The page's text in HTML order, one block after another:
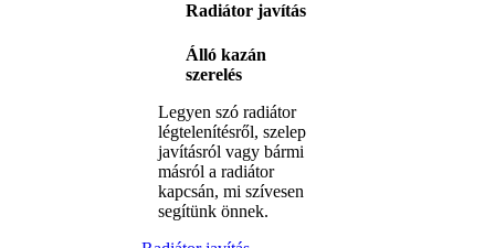
Radiátor javítás
Álló kazán
szerelés
Legyen szó radiátor
légtelenítésről, szelep
javításról vagy bármi
másról a radiátor
kapcsán, mi szívesen
segítünk önnek.